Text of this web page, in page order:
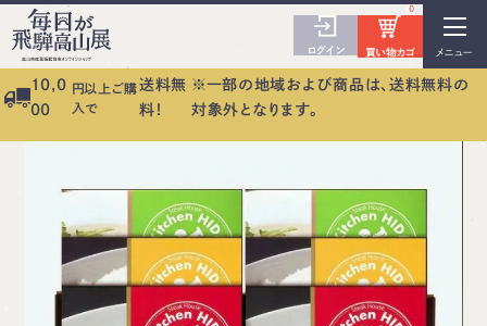
メニュー
ログイン 買い物カゴ
0
10,0
00
円以上ご購
入で
送料無
料！
※一部の地域および商品は、送料無料の
対象外となります。